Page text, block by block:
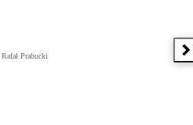
Prabucki